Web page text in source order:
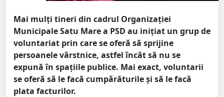
Mai mulți tineri din cadrul Organizației
Municipale Satu Mare a PSD au inițiat un grup de
voluntariat prin care se oferă să sprijine
persoanele vârstnice, astfel încât să nu se
expună în spațiile publice. Mai exact, voluntarii
se oferă să le facă cumpărăturile și să le facă
plata facturilor.